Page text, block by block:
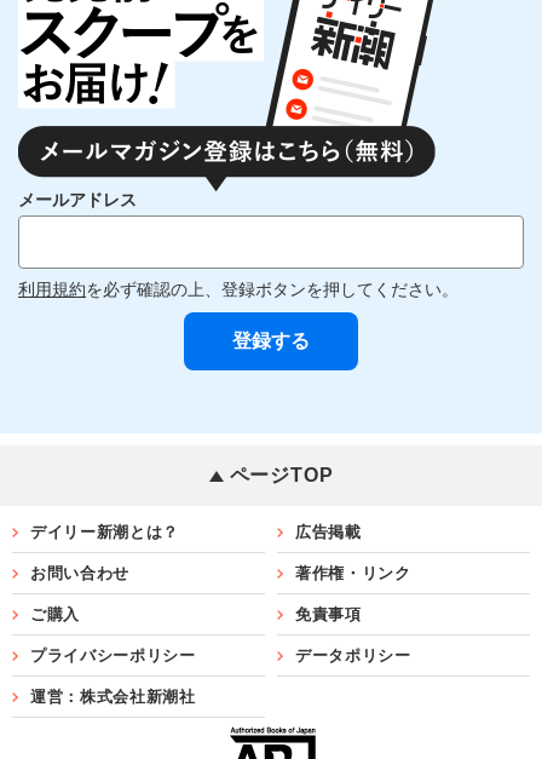
メールアドレス
利用規約を必ず確認の上、登録ボタンを押してください。
ページTOP
デイリー新潮とは？ 広告掲載
お問い合わせ 著作権・リンク
ご購入 免責事項
プライバシーポリシー データポリシー
運営：株式会社新潮社